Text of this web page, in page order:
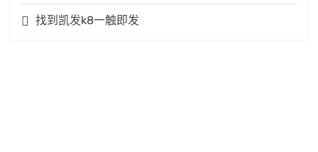
找到凯发k8一触即发